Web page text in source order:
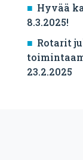
Hyvää
8.3.2025!
Rotarit
23.2.2025